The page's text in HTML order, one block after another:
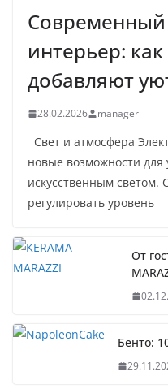
интерьер:
добавляют
28.02.2026 manager
Свет и атмосфера
новые возможности
искусственным
регулировать уровень
От
Бенто: